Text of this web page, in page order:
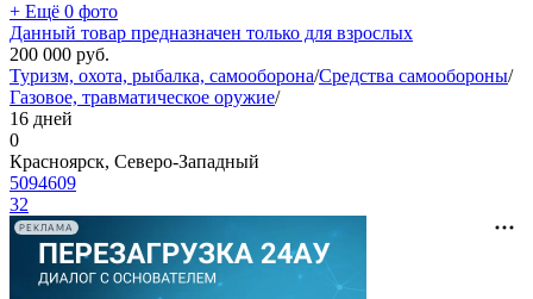
+ Ещё 0 фото
Данный товар предназначен только для взрослых
200 000 руб.
Туризм, охота, рыбалка, самооборона/Средства самообороны/
Газовое, травматическое оружие/
16 дней
0
Красноярск, Северо-Западный
5094609
32
РЕКЛАМА